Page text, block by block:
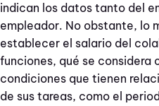
indican los datos tanto del
empleador. No obstante, lo
establecer el salario del
funciones, qué se considera
condiciones que tienen
de sus tareas, como el